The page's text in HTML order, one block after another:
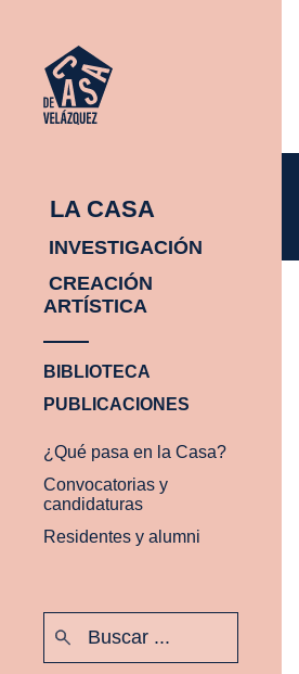
LA CASA
INVESTIGACIÓN
CREACIÓN
ARTÍSTICA
BIBLIOTECA
PUBLICACIONES
¿Qué pasa en la Casa?
Convocatorias y
candidaturas
Residentes y alumni